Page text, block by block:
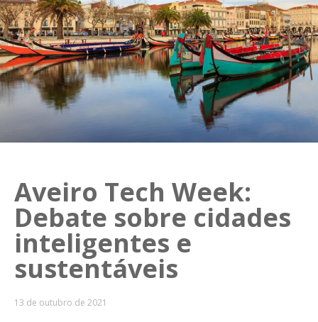
Aveiro Tech Week:
Debate sobre cidades
inteligentes e
sustentáveis
13 de outubro de 2021